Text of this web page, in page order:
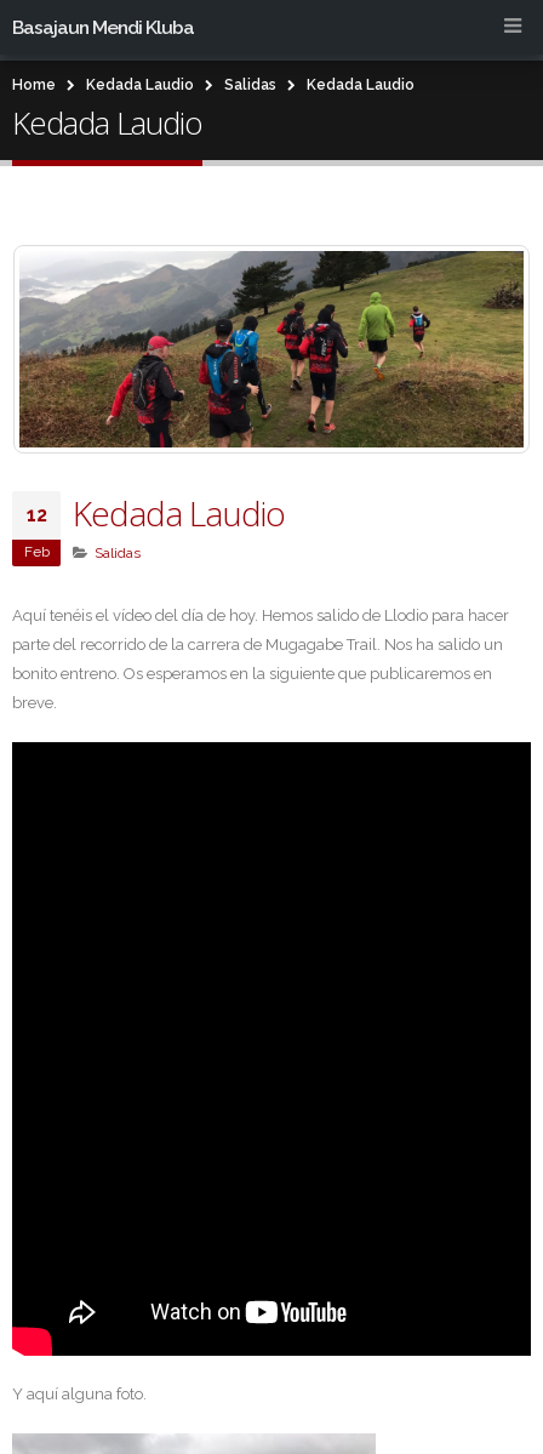
Basajaun Mendi Kluba
Home Kedada Laudio Salidas Kedada Laudio
Kedada Laudio
12
Feb
Kedada Laudio
Salidas
Aquí tenéis el vídeo del día de hoy. Hemos salido de Llodio para hacer
parte del recorrido de la carrera de Mugagabe Trail. Nos ha salido un
bonito entreno. Os esperamos en la siguiente que publicaremos en
breve.
Y aquí alguna foto.